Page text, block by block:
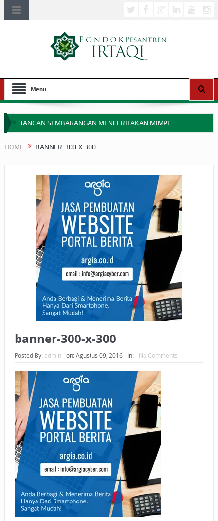
Menu
JANGAN SEMBARANGAN MENCERITAKAN MIMPI
APA HUKUM MEMPERCEPAT PEMBAYARAN ZAKAT
SEBELUM TIBA SAAT WAJIB?
HAKIKAT NIKMAT DI DUNIA!
BAGAIMANA CARA MEMBAYAR ZAKAT UANG?
UANG HARAM BISA MENJADI HALAL JIKA SEBAB
KEPEMILIKANNYA BERUBAH
ISTIDLAL BATIL VS ISTIDLAL SYAR’I
BAHASA CINTA KARENA ALLAH
HUKUM MEMBAYAR ZAKAT KEPADA KERABAT SENDIRI
HOME BANNER-300-X-300
banner-300-x-300
Posted By: admin on:Agustus 09, 2016 In: No Comments